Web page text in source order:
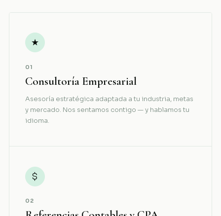
★
01
Consultoría Empresarial
Asesoría estratégica adaptada a tu industria, metas
y mercado. Nos sentamos contigo — y hablamos tu
idioma.
$
02